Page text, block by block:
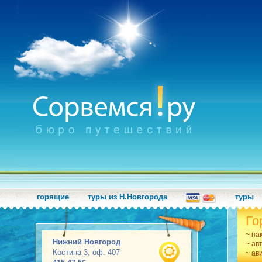
горящие туры из Н.Новгорода туры
Нижний Новгород
Костина 3, оф. 407
~
~
~